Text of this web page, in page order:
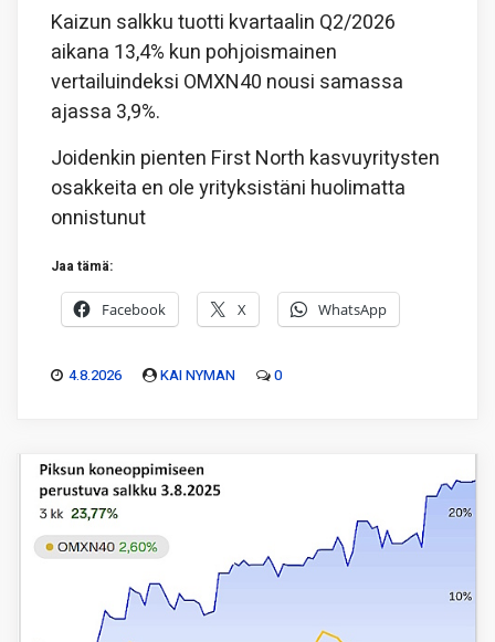
Kaizun salkku tuotti kvartaalin Q2/2026
aikana 13,4% kun pohjoismainen
vertailuindeksi OMXN40 nousi samassa
ajassa 3,9%.
Joidenkin pienten First North kasvuyritysten
osakkeita en ole yrityksistäni huolimatta
onnistunut
Jaa tämä:
Facebook X WhatsApp
4.8.2026 KAI NYMAN 0